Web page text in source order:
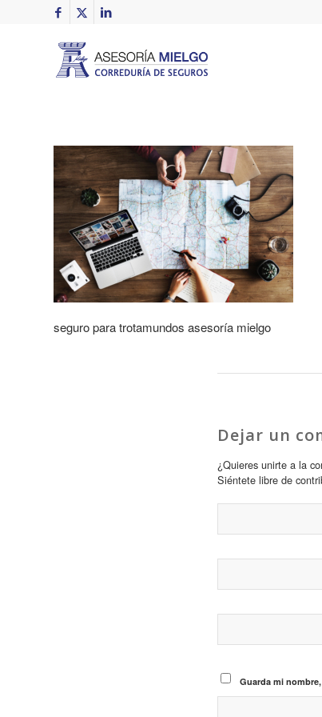
seguro para trotamundos asesoría mielgo
Dejar un
¿Quieres unirte a la
Siéntete libre de
Guarda mi